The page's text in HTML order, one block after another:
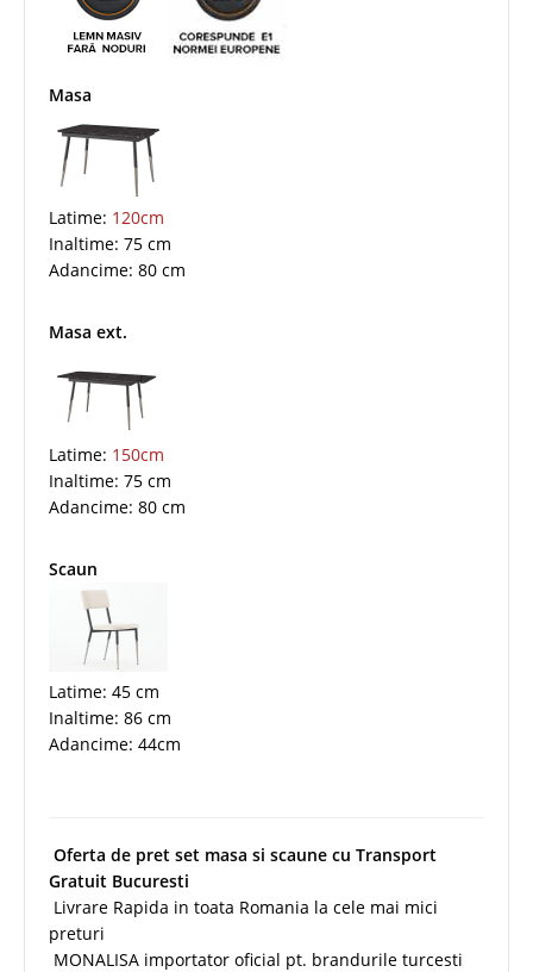
Masa
Latime: 120cm
Inaltime: 75 cm
Adancime: 80 cm
Masa ext.
Latime: 150cm
Inaltime: 75 cm
Adancime: 80 cm
Scaun
Latime: 45 cm
Inaltime: 86 cm
Adancime: 44cm
Oferta de pret set masa si scaune cu Transport
Gratuit Bucuresti
Livrare Rapida in toata Romania la cele mai mici
preturi
MONALISA importator oficial pt. brandurile turcesti